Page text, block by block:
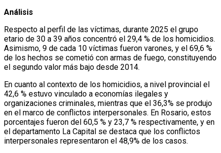
Análisis
Respecto al perfil de las víctimas, durante 2025 el grupo
etario de 30 a 39 años concentró el 29,4 % de los homicidios.
Asimismo, 9 de cada 10 víctimas fueron varones, y el 69,6 %
de los hechos se cometió con armas de fuego, constituyendo
el segundo valor más bajo desde 2014.
En cuanto al contexto de los homicidios, a nivel provincial el
42,6 % estuvo vinculado a economías ilegales y
organizaciones criminales, mientras que el 36,3% se produjo
en el marco de conflictos interpersonales. En Rosario, estos
porcentajes fueron del 60,5 % y 23,7 % respectivamente, y en
el departamento La Capital se destaca que los conflictos
interpersonales representaron el 48,9% de los casos.